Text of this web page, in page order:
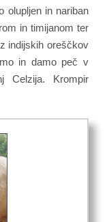
olupljen in nariban
in timijanom ter
indijskih oreščkov
in damo peč v
Celzija. Krompir